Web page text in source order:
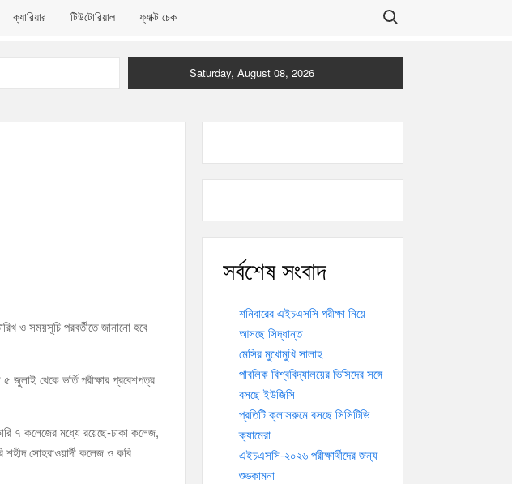
ক্যারিয়ার টিউটোরিয়াল ফ্যাক্ট চেক Search for:
শুভকামনা
Saturday, August 08, 2026
ও সময়সূচি পরবর্তীতে জানানো হবে
থেকে ভর্তি পরীক্ষার প্রবেশপত্র
৭ কলেজের মধ্যে রয়েছে-ঢাকা কলেজ,
সোহরাওয়ার্দী কলেজ ও কবি
সর্বশেষ সংবাদ
শনিবারের এইচএসসি পরীক্ষা নিয়ে
আসছে সিদ্ধান্ত
মেসির মুখোমুখি সালাহ
পাবলিক বিশ্ববিদ্যালয়ের ভিসিদের সঙ্গে
বসছে ইউজিসি
প্রতিটি ক্লাসরুমে বসছে সিসিটিভি
ক্যামেরা
এইচএসসি-২০২৬ পরীক্ষার্থীদের জন্য
শুভকামনা